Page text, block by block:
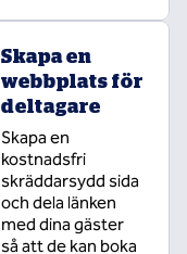
Skapa en
webbplats för
deltagare
Skapa en
kostnadsfri
skräddarsydd sida
och dela länken
med dina gäster
så att de kan boka